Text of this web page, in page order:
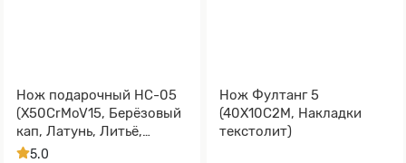
Нож подарочный НС-05
(X50CrMoV15, Берёзовый
кап, Латунь, Литьё,
Золочение клинка гарды
5.0
Нож Фултанг 5
(40Х10С2М, Накладки
текстолит)